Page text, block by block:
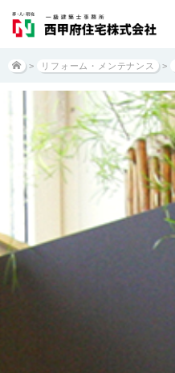
> リフォーム・メンテナンス >